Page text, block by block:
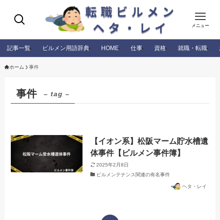
メニュー
記事一覧 ビルメン用語辞典 HOME 仕事 資格 就職・転職
ホーム 事件
事件 – tag –
【イオン系】松阪マーム貯水槽遺
体事件【ビルメン事件簿】
2025年2月8日
ビルメンテナンス関連の有名事件
ヘタ・レイ